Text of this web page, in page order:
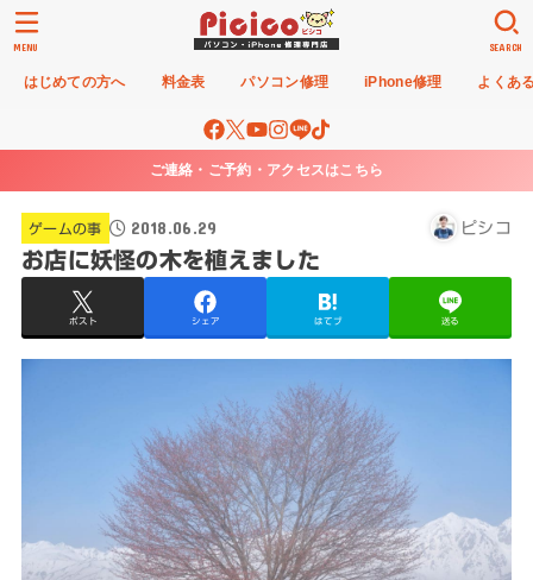
はじめての方へ 料金表 パソコン修理 iPhone修理 よくあ
SEARCH
MENU
ご連絡・ご予約・アクセスはこちら
ゲームの事 2018.06.29 ピシコ
お店に妖怪の木を植えました
ポスト シェア はてブ 送る